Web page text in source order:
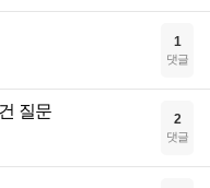
1
댓글
질문 2
댓글